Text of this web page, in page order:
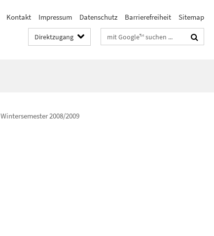
Kontakt Impressum Datenschutz Barrierefreiheit Sitemap
Direktzugang Suchbegriffe
Wintersemester 2008/2009